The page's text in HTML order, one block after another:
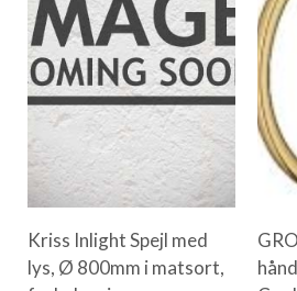
Kriss Inlight Spejl med
lys, Ø 800mm i matsort,